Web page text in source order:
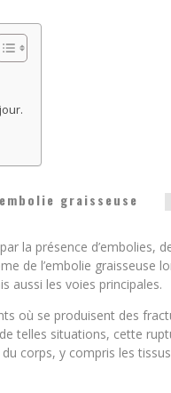
graisseuse
la présence d’embolies,
de l’embolie graisseuse
aussi les voies principales.
où se produisent des
telles situations, cette
corps, y compris les